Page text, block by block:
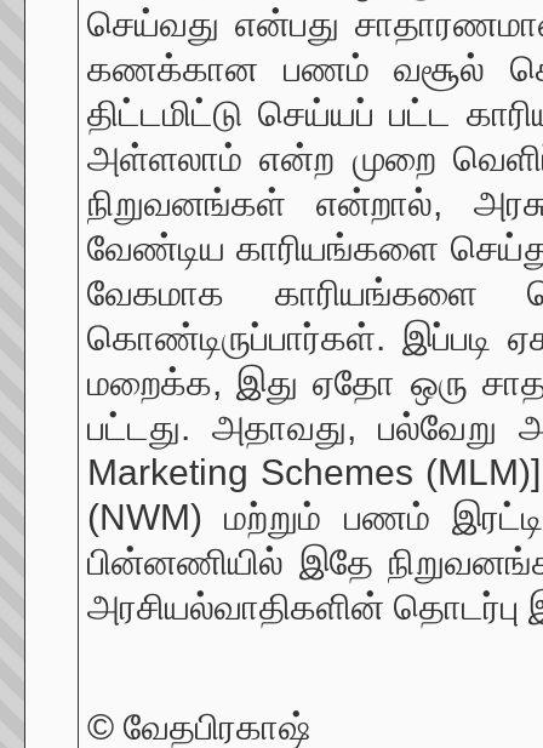
செய்வது என்பது
கணக்கான பணம் வசூல்
திட்டமிட்டு செய்யப் பட்ட
அள்ளலாம் என்ற முறை
நிறுவனங்கள் என்றால்,
வேண்டிய காரியங்களை
வேகமாக காரியங்களை
கொண்டிருப்பார்கள். இப்படி
மறைக்க, இது ஏதோ ஒரு
பட்டது. அதாவது,
Marketing Schemes
(NWM) மற்றும் பணம்
பின்னணியில் இதே
அரசியல்வாதிகளின் தொடர்பு
© வேதபிரகாஷ்